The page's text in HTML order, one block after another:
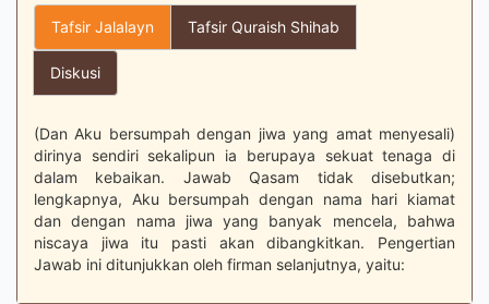
Tafsir Jalalayn Tafsir Quraish Shihab
Diskusi
(Dan Aku bersumpah dengan jiwa yang amat menyesali)
dirinya sendiri sekalipun ia berupaya sekuat tenaga di
dalam kebaikan. Jawab Qasam tidak disebutkan;
lengkapnya, Aku bersumpah dengan nama hari kiamat
dan dengan nama jiwa yang banyak mencela, bahwa
niscaya jiwa itu pasti akan dibangkitkan. Pengertian
Jawab ini ditunjukkan oleh firman selanjutnya, yaitu: